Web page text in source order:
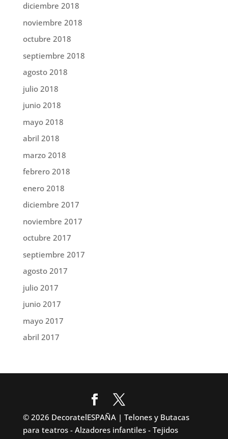
diciembre 2018
noviembre 2018
octubre 2018
septiembre 2018
agosto 2018
julio 2018
junio 2018
mayo 2018
abril 2018
marzo 2018
febrero 2018
enero 2018
diciembre 2017
noviembre 2017
octubre 2017
septiembre 2017
agosto 2017
julio 2017
junio 2017
mayo 2017
abril 2017
© 2026 DecoratelESPAÑA | Telones y Butacas
para teatros - Alzadores infantiles - Tejidos